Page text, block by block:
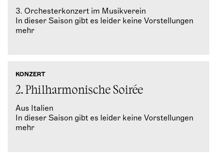
3. Orchesterkonzert im Musikverein
In dieser Saison gibt es leider keine Vorstellungen
mehr
KONZERT
2. Philharmonische Soirée
Aus Italien
In dieser Saison gibt es leider keine Vorstellungen
mehr